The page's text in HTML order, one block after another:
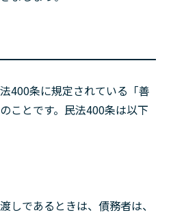
400条に規定されている「善
ことです。民法400条は以下
しであるときは、債務者は、